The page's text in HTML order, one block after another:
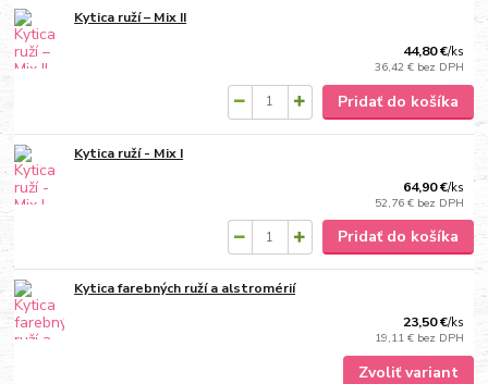
Kytica ruží – Mix II
44,80 €/ks
36,42 € bez DPH
Pridať do košíka
Kytica ruží - Mix I
64,90 €/ks
52,76 € bez DPH
Pridať do košíka
Kytica farebných ruží a alstromérií
23,50 €/ks
19,11 € bez DPH
Zvoliť variant